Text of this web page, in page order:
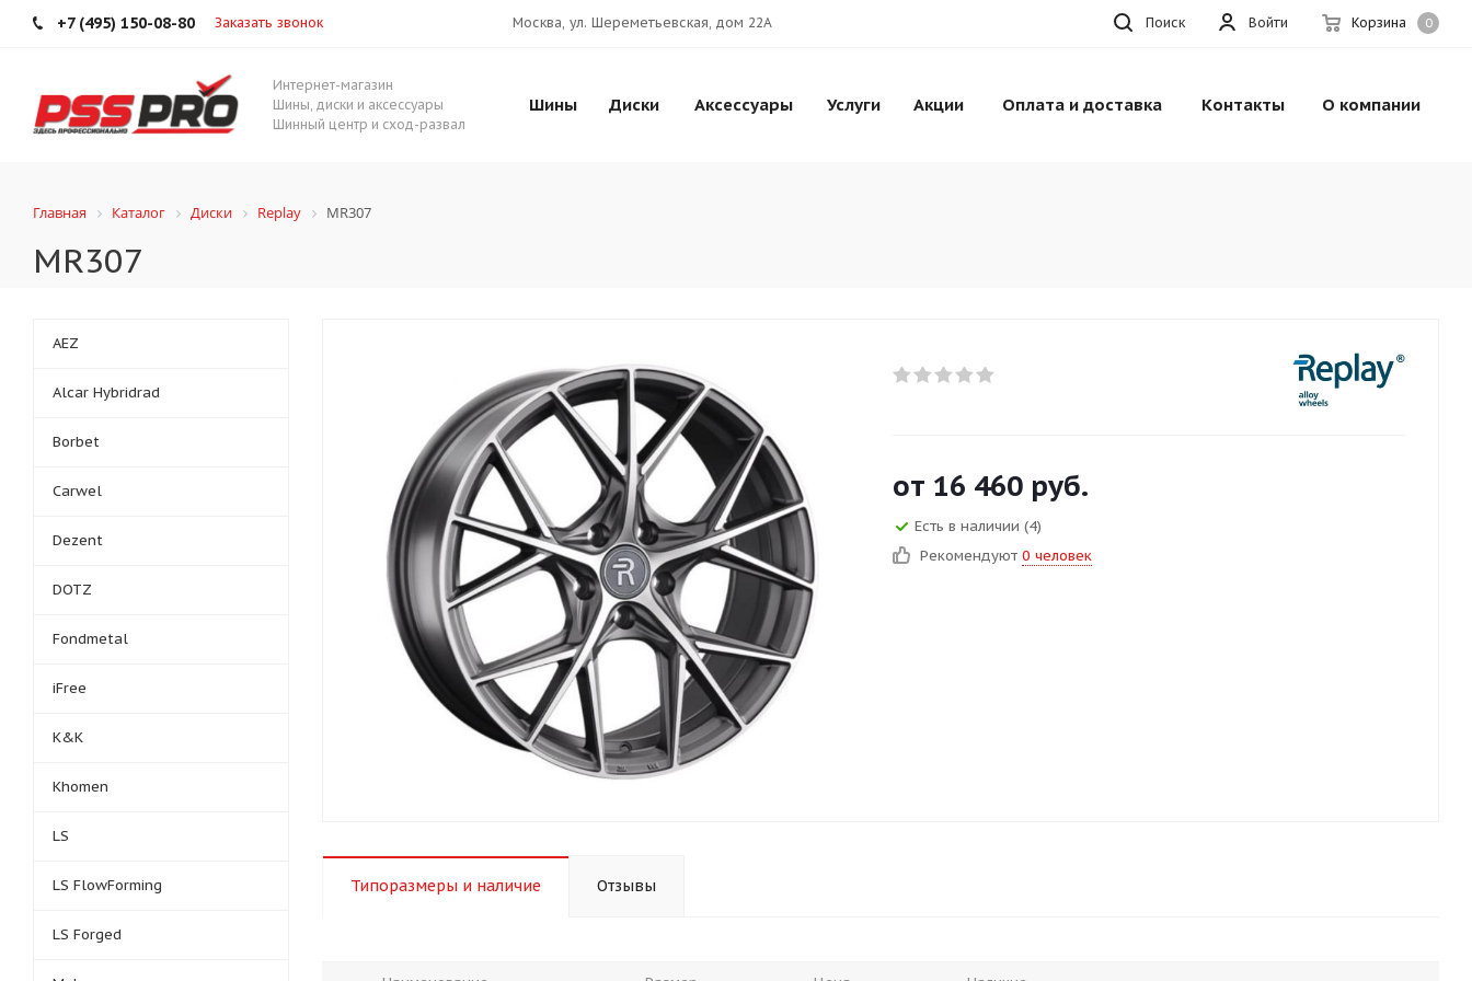
+7 (495) 150-08-80 Заказать звонок Корзина 0
Войти
Москва, ул. Шереметьевская, дом 22А Поиск
Интернет-магазин
Шины, диски и аксессуары
Шинный центр и сход-развал
Шины Диски Аксессуары Услуги Акции Оплата и доставка Контакты О компании
Главная Каталог Диски Replay MR307
MR307
от 16 460 руб.
Есть в наличии (4)
Рекомендуют 0 человек
Типоразмеры и наличие Отзывы
AEZ
Alcar Hybridrad
Borbet
Carwel
Dezent
DOTZ
Fondmetal
iFree
K&K
Khomen
LS
LS FlowForming
LS Forged